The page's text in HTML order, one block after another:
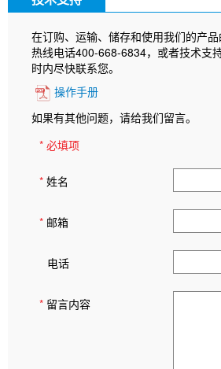
在订购、运输、储存和使用我们的产
热线电话400-668-6834，或者技术支
时内尽快联系您。
操作手册
如果有其他问题，请给我们留言。
* 必填项
* 姓名
* 邮箱
电话
* 留言内容